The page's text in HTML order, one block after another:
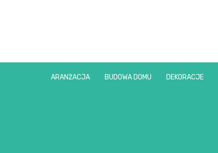
ARANŻACJA BUDOWA DOMU DEKORACJE